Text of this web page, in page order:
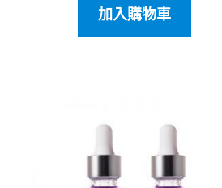
加入購物車
價
格：